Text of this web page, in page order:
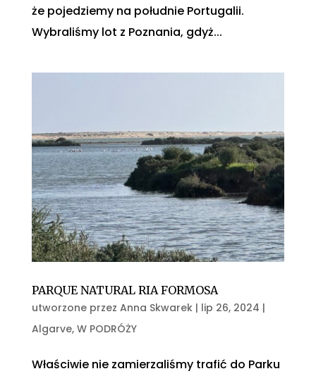
że pojedziemy na południe Portugalii.
Wybraliśmy lot z Poznania, gdyż...
PARQUE NATURAL RIA FORMOSA
utworzone przez Anna Skwarek| lip 26, 2024 |
Algarve, W PODRÓŻY
Właściwie nie zamierzaliśmy trafić do Parku